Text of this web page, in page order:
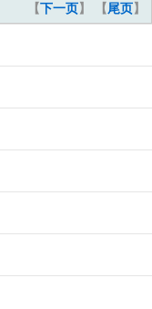
【下一页】 【尾页】